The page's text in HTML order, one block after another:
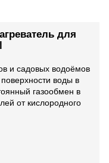
для
и садовых водоёмов
воды в
газообмен в
от кислородного